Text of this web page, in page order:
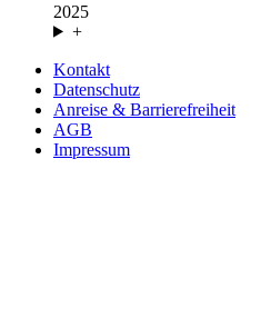
2025
+
Kontakt
Datenschutz
Anreise & Barrierefreiheit
AGB
Impressum